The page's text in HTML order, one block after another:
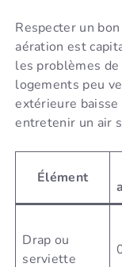
Respecter un
aération est
les problèmes
logements peu
extérieure
entretenir un air
Élément
Drap ou
serviette